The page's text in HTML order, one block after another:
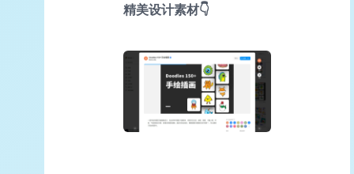
精美设计素材👇